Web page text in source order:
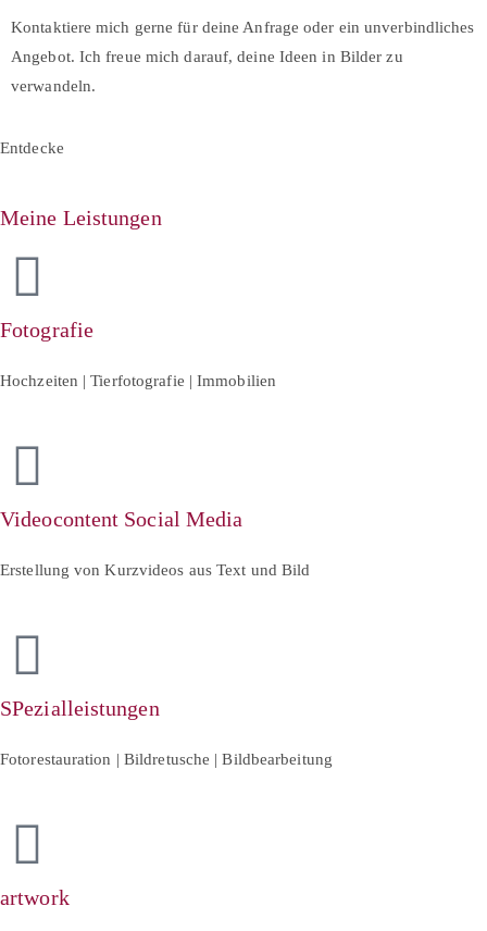
Kontaktiere mich gerne für deine Anfrage oder ein unverbindliches
Angebot. Ich freue mich darauf, deine Ideen in Bilder zu
verwandeln.
Entdecke
Meine Leistungen
Fotografie
Hochzeiten | Tierfotografie | Immobilien
Videocontent Social Media
Erstellung von Kurzvideos aus Text und Bild
SPezialleistungen
Fotorestauration | Bildretusche | Bildbearbeitung
artwork